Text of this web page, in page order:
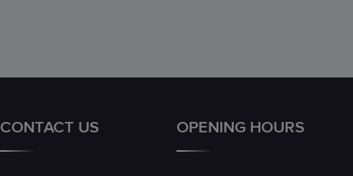
CONTACT US OPENING HOURS